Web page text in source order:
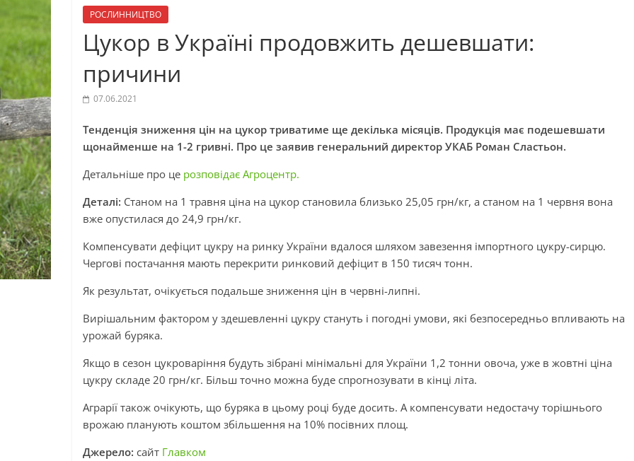
РОСЛИННИЦТВО
Цукор в Україні продовжить дешевшати:
причини
07.06.2021
Тенденція зниження цін на цукор триватиме ще декілька місяців. Продукція має подешевшати
щонайменше на 1-2 гривні. Про це заявив генеральний директор УКАБ Роман Сластьон.
Детальніше про це розповідає Агроцентр.
Деталі: Станом на 1 травня ціна на цукор становила близько 25,05 грн/кг, а станом на 1 червня вона
вже опустилася до 24,9 грн/кг.
Компенсувати дефіцит цукру на ринку України вдалося шляхом завезення імпортного цукру-сирцю.
Чергові постачання мають перекрити ринковий дефіцит в 150 тисяч тонн.
Як результат, очікується подальше зниження цін в червні-липні.
Вирішальним фактором у здешевленні цукру стануть і погодні умови, які безпосередньо впливають на
урожай буряка.
Якщо в сезон цукроваріння будуть зібрані мінімальні для України 1,2 тонни овоча, уже в жовтні ціна
цукру складе 20 грн/кг. Більш точно можна буде спрогнозувати в кінці літа.
Аграрії також очікують, що буряка в цьому році буде досить. А компенсувати недостачу торішнього
врожаю планують коштом збільшення на 10% посівних площ.
Джерело: сайт Главком